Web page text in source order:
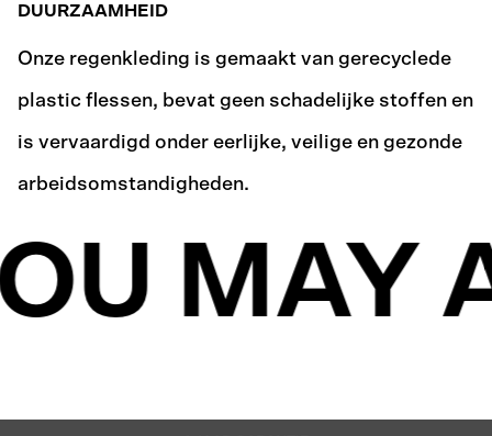
DUURZAAMHEID
Onze regenkleding is gemaakt van gerecyclede
plastic flessen, bevat geen schadelijke stoffen en
is vervaardigd onder eerlijke, veilige en gezonde
arbeidsomstandigheden.
MAY